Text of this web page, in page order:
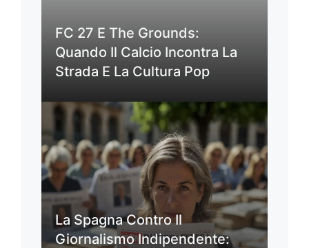
FC 27 E The Grounds:
Quando Il Calcio Incontra La
Strada E La Cultura Pop
La Spagna Contro Il
Giornalismo Indipendente: